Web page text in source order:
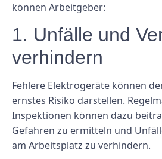
können Arbeitgeber:
1. Unfälle und
verhindern
Fehlere Elektrogeräte können
ernstes Risiko darstellen.
Inspektionen können dazu
Gefahren zu ermitteln und
am Arbeitsplatz zu verhindern.